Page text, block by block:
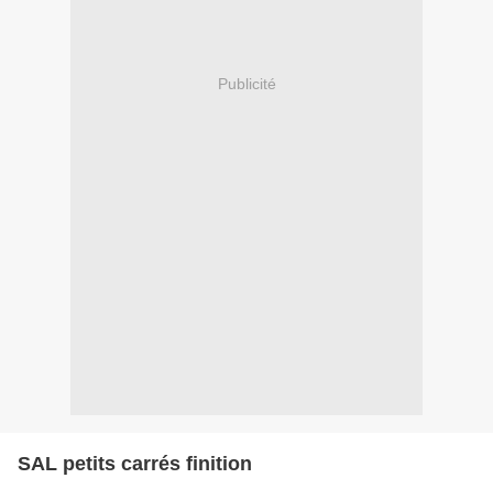
Publicité
SAL petits carrés finition